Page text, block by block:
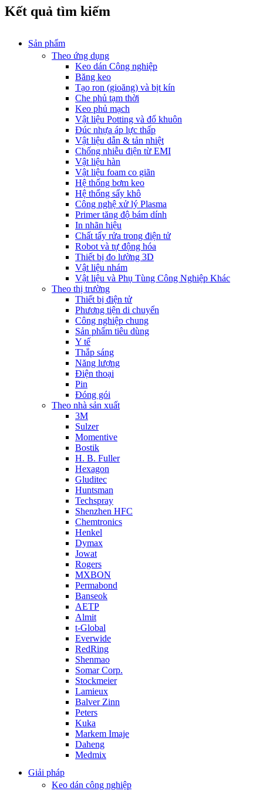
Kết quả tìm kiếm
Sản phẩm
Theo ứng dụng
Keo dán Công nghiệp
Băng keo
Tạo ron (gioăng) và bịt kín
Che phủ tạm thời
Keo phủ mạch
Vật liệu Potting và đổ khuôn
Đúc nhựa áp lực thấp
Vật liệu dẫn & tản nhiệt
Chống nhiễu điện từ EMI
Vật liệu hàn
Vật liệu foam co giãn
Hệ thống bơm keo
Hệ thống sấy khô
Công nghệ xử lý Plasma
Primer tăng độ bám dính
In nhãn hiệu
Chất tẩy rửa trong điện tử
Robot và tự động hóa
Thiết bị đo lường 3D
Vật liệu nhám
Vật liệu và Phụ Tùng Công Nghiệp Khác
Theo thị trường
Thiết bị điện tử
Phương tiện di chuyển
Công nghiệp chung
Sản phẩm tiêu dùng
Y tế
Thắp sáng
Năng lượng
Điện thoại
Pin
Đóng gói
Theo nhà sản xuất
3M
Sulzer
Momentive
Bostik
H. B. Fuller
Hexagon
Gluditec
Huntsman
Techspray
Shenzhen HFC
Chemtronics
Henkel
Dymax
Jowat
Rogers
MXBON
Permabond
Banseok
AETP
Almit
t-Global
Everwide
RedRing
Shenmao
Somar Corp.
Stockmeier
Lamieux
Balver Zinn
Peters
Kuka
Markem Imaje
Daheng
Medmix
Giải pháp
Keo dán công nghiệp